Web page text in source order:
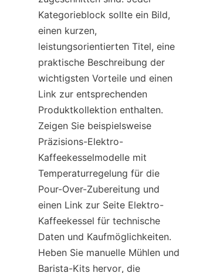
Kategorieblock sollte ein Bild,
einen kurzen,
leistungsorientierten Titel, eine
praktische Beschreibung der
wichtigsten Vorteile und einen
Link zur entsprechenden
Produktkollektion enthalten.
Zeigen Sie beispielsweise
Präzisions-Elektro-
Kaffeekesselmodelle mit
Temperaturregelung für die
Pour-Over-Zubereitung und
einen Link zur Seite Elektro-
Kaffeekessel für technische
Daten und Kaufmöglichkeiten.
Heben Sie manuelle Mühlen und
Barista-Kits hervor, die